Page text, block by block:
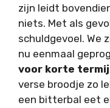
zijn leidt
niets. Met als
schuldgevoel. We
nu eenmaal
voor korte
verse broodje zo
een bitterbal eet